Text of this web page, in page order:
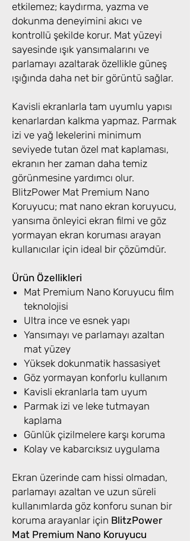
etkilemez; kaydırma, yazma ve
dokunma deneyimini akıcı ve
kontrollü şekilde korur. Mat yüzeyi
sayesinde ışık yansımalarını ve
parlamayı azaltarak özellikle güneş
ışığında daha net bir görüntü sağlar.
Kavisli ekranlarla tam uyumlu yapısı
kenarlardan kalkma yapmaz. Parmak
izi ve yağ lekelerini minimum
seviyede tutan özel mat kaplaması,
ekranın her zaman daha temiz
görünmesine yardımcı olur.
BlitzPower Mat Premium Nano
Koruyucu; mat nano ekran koruyucu,
yansıma önleyici ekran filmi ve göz
yormayan ekran koruması arayan
kullanıcılar için ideal bir çözümdür.
Ürün Özellikleri
Mat Premium Nano Koruyucu film
teknolojisi
Ultra ince ve esnek yapı
Yansımayı ve parlamayı azaltan
mat yüzey
Yüksek dokunmatik hassasiyet
Göz yormayan konforlu kullanım
Kavisli ekranlarla tam uyum
Parmak izi ve leke tutmayan
kaplama
Günlük çizilmelere karşı koruma
Kolay ve kabarcıksız uygulama
Ekran üzerinde cam hissi olmadan,
parlamayı azaltan ve uzun süreli
kullanımlarda göz konforu sunan bir
koruma arayanlar için BlitzPower
Mat Premium Nano Koruyucu